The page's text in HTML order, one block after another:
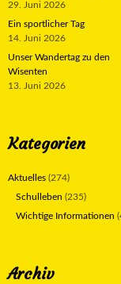
29. Juni 2026
Ein sportlicher Tag
14. Juni 2026
Unser Wandertag zu den
Wisenten
13. Juni 2026
Kategorien
Aktuelles (274)
Schulleben (235)
Wichtige Informationen
Archiv